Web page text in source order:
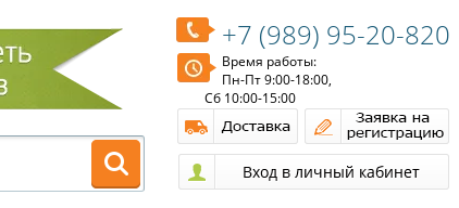
+7 (989) 95-20-820
Время работы:
Пн-Пт 9:00-18:00,
Сб 10:00-15:00